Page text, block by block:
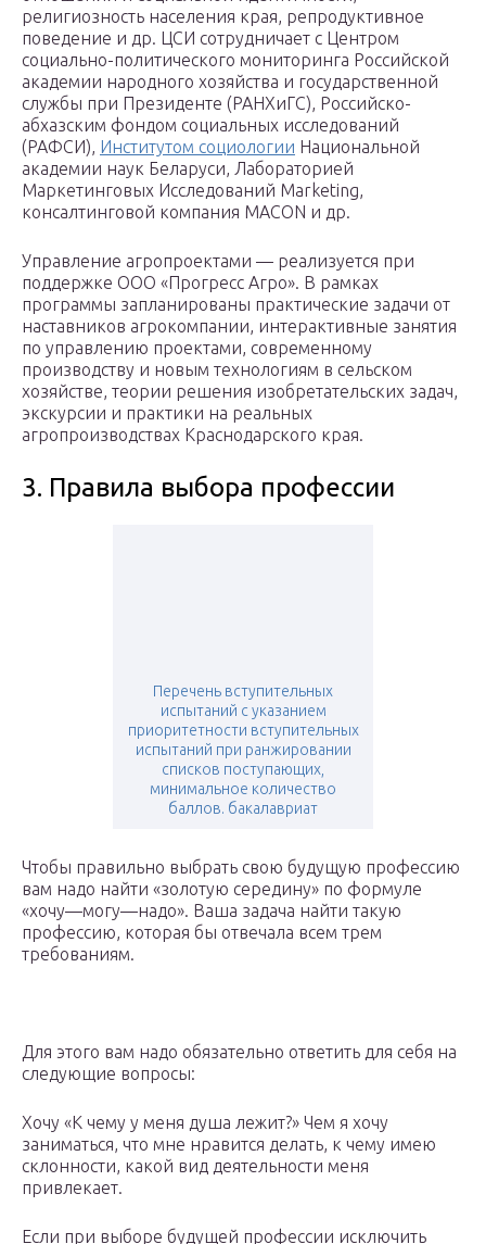
религиозность населения края, репродуктивное
поведение и др. ЦСИ сотрудничает с Центром
социально-политического мониторинга Российской
академии народного хозяйства и государственной
службы при Президенте (РАНХиГС), Российско-
абхазским фондом социальных исследований
(РАФСИ), Институтом социологии Национальной
академии наук Беларуси, Лабораторией
Маркетинговых Исследований Marketing,
консалтинговой компания MACON и др.
Управление агропроектами — реализуется при
поддержке ООО «Прогресс Агро». В рамках
программы запланированы практические задачи от
наставников агрокомпании, интерактивные занятия
по управлению проектами, современному
производству и новым технологиям в сельском
хозяйстве, теории решения изобретательских задач,
экскурсии и практики на реальных
агропроизводствах Краснодарского края.
3. Правила выбора профессии
Перечень вступительных
испытаний с указанием
приоритетности вступительных
испытаний при ранжировании
списков поступающих,
минимальное количество
баллов. бакалавриат
Чтобы правильно выбрать свою будущую профессию
вам надо найти «золотую середину» по формуле
«хочу—могу—надо». Ваша задача найти такую
профессию, которая бы отвечала всем трем
требованиям.
Для этого вам надо обязательно ответить для себя на
следующие вопросы:
Хочу «К чему у меня душа лежит?» Чем я хочу
заниматься, что мне нравится делать, к чему имею
склонности, какой вид деятельности меня
привлекает.
Если при выборе будущей профессии исключить